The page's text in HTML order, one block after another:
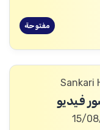
مفتوحة
فيديو